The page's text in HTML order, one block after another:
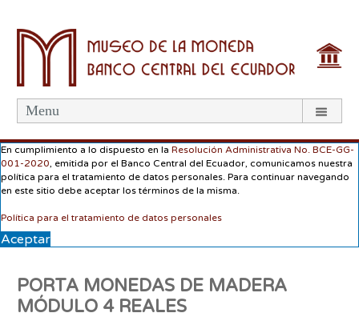
Menu
En cumplimiento a lo dispuesto en la Resolución Administrativa No. BCE-GG-
001-2020 , emitida por el Banco Central del Ecuador, comunicamos nuestra
política para el tratamiento de datos personales. Para continuar navegando
en este sitio debe aceptar los términos de la misma.
Política para el tratamiento de datos personales
Aceptar
PORTA MONEDAS DE MADERA
MÓDULO 4 REALES